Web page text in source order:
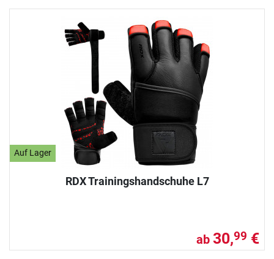
Auf Lager
RDX Trainingshandschuhe L7
ab 30,99 €